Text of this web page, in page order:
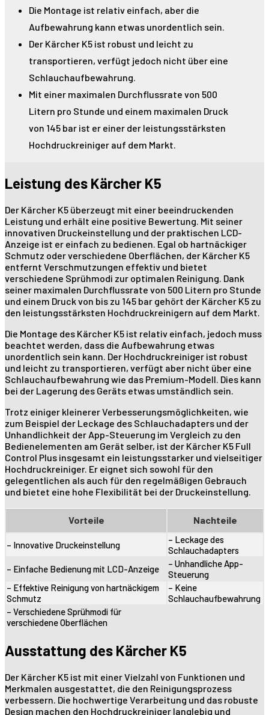
Die Montage ist relativ einfach, aber die
Aufbewahrung kann etwas unordentlich sein.
Der Kärcher K5 ist robust und leicht zu
transportieren, verfügt jedoch nicht über eine
Schlauchaufbewahrung.
Mit einer maximalen Durchflussrate von 500
Litern pro Stunde und einem maximalen Druck
von 145 bar ist er einer der leistungsstärksten
Hochdruckreiniger auf dem Markt.
Leistung des Kärcher K5
Der Kärcher K5 überzeugt mit einer beeindruckenden
Leistung und erhält eine positive Bewertung. Mit seiner
innovativen Druckeinstellung und der praktischen LCD-
Anzeige ist er einfach zu bedienen. Egal ob hartnäckiger
Schmutz oder verschiedene Oberflächen, der Kärcher K5
entfernt Verschmutzungen effektiv und bietet
verschiedene Sprühmodi zur optimalen Reinigung. Dank
seiner maximalen Durchflussrate von 500 Litern pro Stunde
und einem Druck von bis zu 145 bar gehört der Kärcher K5 zu
den leistungsstärksten Hochdruckreinigern auf dem Markt.
Die Montage des Kärcher K5 ist relativ einfach, jedoch muss
beachtet werden, dass die Aufbewahrung etwas
unordentlich sein kann. Der Hochdruckreiniger ist robust
und leicht zu transportieren, verfügt aber nicht über eine
Schlauchaufbewahrung wie das Premium-Modell. Dies kann
bei der Lagerung des Geräts etwas umständlich sein.
Trotz einiger kleinerer Verbesserungsmöglichkeiten, wie
zum Beispiel der Leckage des Schlauchadapters und der
Unhandlichkeit der App-Steuerung im Vergleich zu den
Bedienelementen am Gerät selber, ist der Kärcher K5 Full
Control Plus insgesamt ein leistungsstarker und vielseitiger
Hochdruckreiniger. Er eignet sich sowohl für den
gelegentlichen als auch für den regelmäßigen Gebrauch
und bietet eine hohe Flexibilität bei der Druckeinstellung.
Vorteile Nachteile
– Innovative Druckeinstellung
– Leckage des
Schlauchadapters
– Einfache Bedienung mit LCD-Anzeige
– Unhandliche App-
Steuerung
– Effektive Reinigung von hartnäckigem
Schmutz
– Keine
Schlauchaufbewahrung
– Verschiedene Sprühmodi für
verschiedene Oberflächen
Ausstattung des Kärcher K5
Der Kärcher K5 ist mit einer Vielzahl von Funktionen und
Merkmalen ausgestattet, die den Reinigungsprozess
verbessern. Die hochwertige Verarbeitung und das robuste
Design machen den Hochdruckreiniger langlebig und